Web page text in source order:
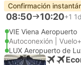
Confirmación
08:50 10:20+1
VIE Viena Aeropuerto
Autoconexión |
LUX Aeropuerto de